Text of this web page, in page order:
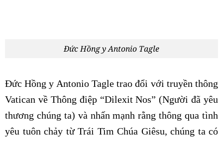
Đức Hồng y Antonio Tagle
Đức Hồng y Antonio Tagle trao đổi với truyền thông
Vatican về Thông điệp “Dilexit Nos” (Người đã yêu
thương chúng ta) và nhấn mạnh rằng thông qua tình
yêu tuôn chảy từ Trái Tim Chúa Giêsu, chúng ta có